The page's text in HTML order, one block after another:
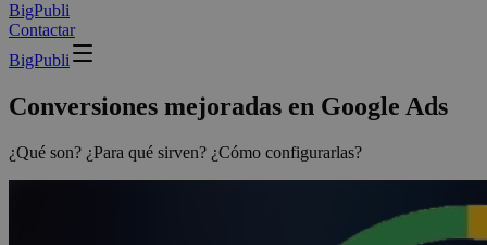
BigPubli
Contactar
BigPubli
Conversiones mejoradas en Google Ads
¿Qué son? ¿Para qué sirven? ¿Cómo configurarlas?